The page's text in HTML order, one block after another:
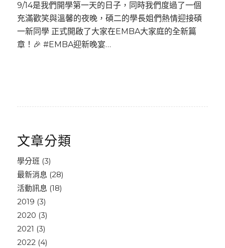
9/14是我們開學第一天的日子，同時我們度過了一個
充滿歡笑與溫馨的夜晚，碩二的學長姐們熱情迎接碩
一新同學 正式開啟了大家在EMBA大家庭的全新篇
章！🎉 #EMBA迎新晚宴…
文章分類
學分班 (3)
最新消息 (28)
活動訊息 (18)
2019 (3)
2020 (3)
2021 (3)
2022(4)